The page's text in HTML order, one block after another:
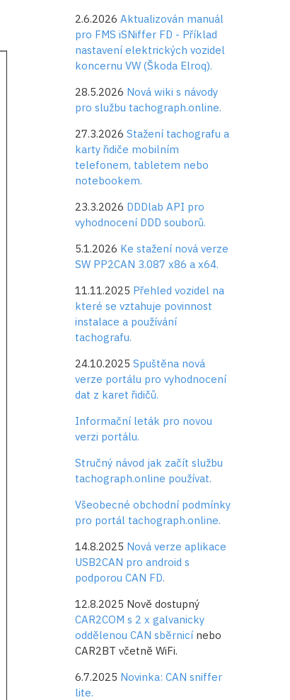
2.6.2026 Aktualizován manuál
pro FMS iSNiffer FD - Příklad
nastavení elektrických vozidel
koncernu VW (Škoda Elroq).
28.5.2026 Nová wiki s návody
pro službu tachograph.online.
27.3.2026 Stažení tachografu a
karty řidiče mobilním
telefonem, tabletem nebo
notebookem.
23.3.2026 DDDlab API pro
vyhodnocení DDD souborů.
5.1.2026 Ke stažení nová verze
SW PP2CAN 3.087 x86 a x64.
11.11.2025 Přehled vozidel na
které se vztahuje povinnost
instalace a používání
tachografu.
24.10.2025 Spuštěna nová
verze portálu pro vyhodnocení
dat z karet řidičů.
Informační leták pro novou
verzi portálu.
Stručný návod jak začít službu
tachograph.online používat.
Všeobecné obchodní podmínky
pro portál tachograph.online.
14.8.2025 Nová verze aplikace
USB2CAN pro android s
podporou CAN FD.
12.8.2025 Nově dostupný
CAR2COM s 2 x galvanicky
oddělenou CAN sběrnicí nebo
CAR2BT včetně WiFi.
6.7.2025 Novinka: CAN sniffer
lite.